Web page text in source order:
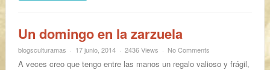
Un domingo en la zarzuela
blogsculturamas 17 junio, 2014 2436 Views No Comments
A veces creo que tengo entre las manos un regalo valioso y frágil,